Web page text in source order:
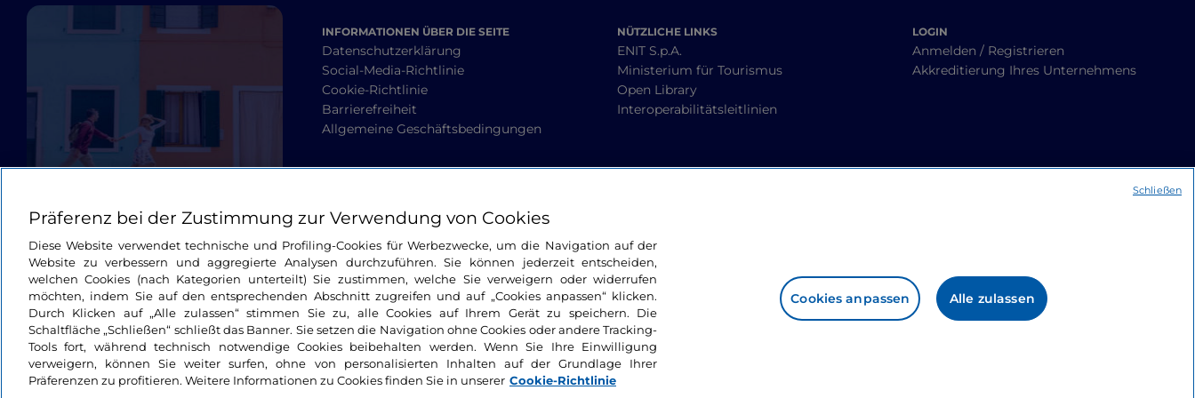
INFORMATIONEN ÜBER DIE SEITE
Datenschutzerklärung
Social-Media-Richtlinie
Cookie-Richtlinie
Barrierefreiheit
Allgemeine Geschäftsbedingungen
NÜTZLICHE LINKS
ENIT S.p.A.
Ministerium für Tourismus
Open Library
Interoperabilitätsleitlinien
LOGIN
Anmelden / Registrieren
Akkreditierung Ihres Unternehmens
Präferenz bei der Zustimmung zur Verwendung von Cookies
Diese Website verwendet technische und Profiling-Cookies für Werbezwecke, um die Navigation auf der
Website zu verbessern und aggregierte Analysen durchzuführen. Sie können jederzeit entscheiden,
welchen Cookies (nach Kategorien unterteilt) Sie zustimmen, welche Sie verweigern oder widerrufen
möchten, indem Sie auf den entsprechenden Abschnitt zugreifen und auf „Cookies anpassen“ klicken.
Durch Klicken auf „Alle zulassen“ stimmen Sie zu, alle Cookies auf Ihrem Gerät zu speichern. Die
Schaltfläche „Schließen“ schließt das Banner. Sie setzen die Navigation ohne Cookies oder andere Tracking-
Tools fort, während technisch notwendige Cookies beibehalten werden. Wenn Sie Ihre Einwilligung
verweigern, können Sie weiter surfen, ohne von personalisierten Inhalten auf der Grundlage Ihrer
Präferenzen zu profitieren. Weitere Informationen zu Cookies finden Sie in unserer Cookie-Richtlinie
Cookies anpassen Alle zulassen
Schließen